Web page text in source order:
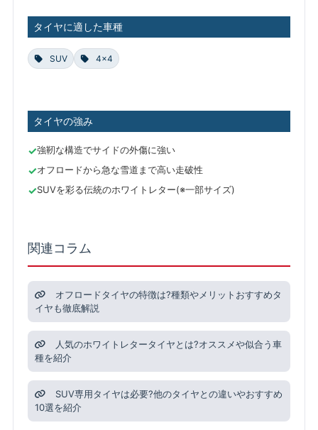
タイヤに適した車種
SUV 4×4
タイヤの強み
強靭な構造でサイドの外傷に強い
オフロードから急な雪道まで高い走破性
SUVを彩る伝統のホワイトレター(※一部サイズ)
関連コラム
オフロードタイヤの特徴は?種類やメリットおすすめタ
イヤも徹底解説
人気のホワイトレタータイヤとは?オススメや似合う車
種を紹介
SUV専用タイヤは必要?他のタイヤとの違いやおすすめ
10選を紹介